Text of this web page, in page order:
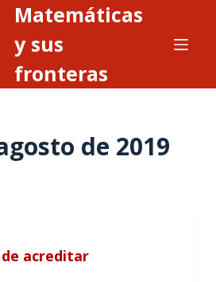
Matemáticas
y sus
fronteras
de 2019
de acreditar